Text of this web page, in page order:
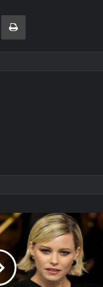
E-Posta ile paylaş Yazdır